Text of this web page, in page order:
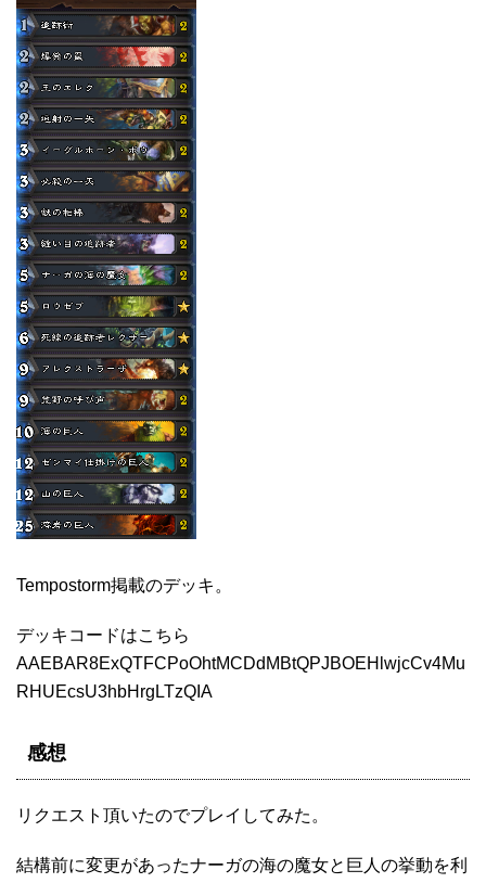
Tempostorm掲載のデッキ。
デッキコードはこちら
AAEBAR8ExQTFCPoOhtMCDdMBtQPJBOEHlwjcCv4Mu
RHUEcsU3hbHrgLTzQIA
感想
リクエスト頂いたのでプレイしてみた。
結構前に変更があったナーガの海の魔女と巨人の挙動を利